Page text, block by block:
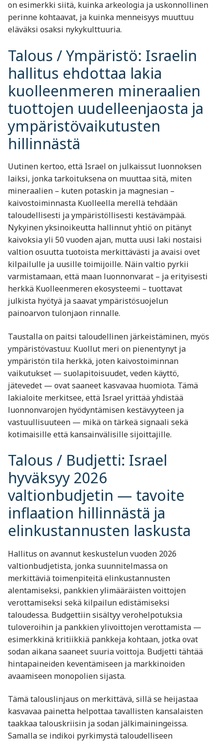
on esimerkki siitä, kuinka arkeologia ja uskonnollinen
perinne kohtaavat, ja kuinka menneisyys muuttuu
eläväksi osaksi nykykulttuuria.
Talous / Ympäristö: Israelin
hallitus ehdottaa lakia
kuolleenmeren mineraalien
tuottojen uudelleenjaosta ja
ympäristövaikutusten
hillinnästä
Uutinen kertoo, että Israel on julkaissut luonnoksen
laiksi, jonka tarkoituksena on muuttaa sitä, miten
mineraalien – kuten potaskin ja magnesian –
kaivostoiminnasta Kuolleella merellä tehdään
taloudellisesti ja ympäristöllisesti kestävämpää.
Nykyinen yksinoikeutta hallinnut yhtiö on pitänyt
kaivoksia yli 50 vuoden ajan, mutta uusi laki nostaisi
valtion osuutta tuotoista merkittävästi ja avaisi ovet
kilpailulle ja uusille toimijoille. Näin valtio pyrkii
varmistamaan, että maan luonnonvarat – ja erityisesti
herkkä Kuolleenmeren ekosysteemi – tuottavat
julkista hyötyä ja saavat ympäristösuojelun
painoarvon tulonjaon rinnalle.
Taustalla on paitsi taloudellinen järkeistäminen, myös
ympäristövastuu: Kuollut meri on pienentynyt ja
ympäristön tila herkkä, joten kaivostoiminnan
vaikutukset — suolapitoisuudet, veden käyttö,
jätevedet — ovat saaneet kasvavaa huomiota. Tämä
lakialoite merkitsee, että Israel yrittää yhdistää
luonnonvarojen hyödyntämisen kestävyyteen ja
vastuullisuuteen — mikä on tärkeä signaali sekä
kotimaisille että kansainvälisille sijoittajille.
Talous / Budjetti: Israel
hyväksyy 2026
valtionbudjetin — tavoite
inflaation hillinnästä ja
elinkustannusten laskusta
Hallitus on avannut keskustelun vuoden 2026
valtionbudjetista, jonka suunnitelmassa on
merkittäviä toimenpiteitä elinkustannusten
alentamiseksi, pankkien ylimääräisten voittojen
verottamiseksi sekä kilpailun edistämiseksi
taloudessa. Budgettiin sisältyy verohelpotuksia
tuloveroihin ja pankkien ylivoittojen verottamista —
esimerkkinä kritiikkiä pankkeja kohtaan, jotka ovat
sodan aikana saaneet suuria voittoja. Budjetti tähtää
hintapaineiden keventämiseen ja markkinoiden
avaamiseen monopolien sijasta.
Tämä talouslinjaus on merkittävä, sillä se heijastaa
kasvavaa painetta helpottaa tavallisten kansalaisten
taakkaa talouskriisin ja sodan jälkimainingeissa.
Samalla se indikoi pyrkimystä taloudelliseen